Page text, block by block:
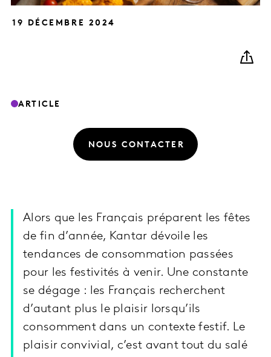
19 DÉCEMBRE 2024
ARTICLE
NOUS CONTACTER
Alors que les Français préparent les fêtes
de fin d’année, Kantar dévoile les
tendances de consommation passées
pour les festivités à venir. Une constante
se dégage : les Français recherchent
d’autant plus le plaisir lorsqu’ils
consomment dans un contexte festif. Le
plaisir convivial, c’est avant tout du salé